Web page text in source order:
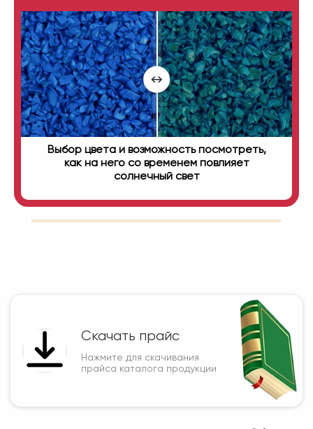
Выбор цвета и возможность посмотреть,
как на него со временем повлияет
солнечный свет
Скачать прайс
Нажмите для скачивания
прайса каталога продукции